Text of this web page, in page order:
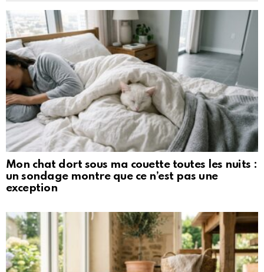
Mon chat dort sous ma couette toutes les nuits :
un sondage montre que ce n’est pas une
exception